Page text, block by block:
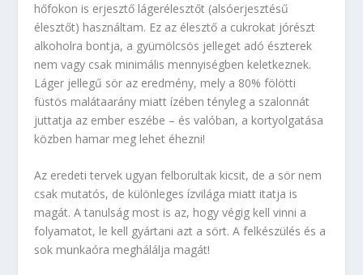
hőfokon is erjesztő lágerélesztőt (alsóerjesztésű
élesztőt) használtam. Ez az élesztő a cukrokat jórészt
alkoholra bontja, a gyümölcsös jelleget adó észterek
nem vagy csak minimális mennyiségben keletkeznek.
Láger jellegű sör az eredmény, mely a 80% fölötti
füstös malátaarány miatt ízében tényleg a szalonnát
juttatja az ember eszébe – és valóban, a kortyolgatása
közben hamar meg lehet éhezni!
Az eredeti tervek ugyan felborultak kicsit, de a sör nem
csak mutatós, de különleges ízvilága miatt itatja is
magát. A tanulság most is az, hogy végig kell vinni a
folyamatot, le kell gyártani azt a sört. A felkészülés és a
sok munkaóra meghálálja magát!